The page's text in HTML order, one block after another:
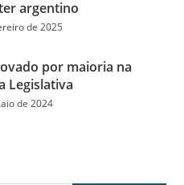
argentino
de 2025
por maioria na
Legislativa
de 2024